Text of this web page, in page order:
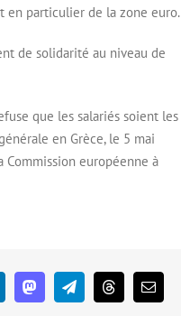
en particulier de la zone euro.
de solidarité au niveau de
que les salariés soient les
en Grèce, le 5 mai
européenne à
MastodonTelegramThreadsEmail